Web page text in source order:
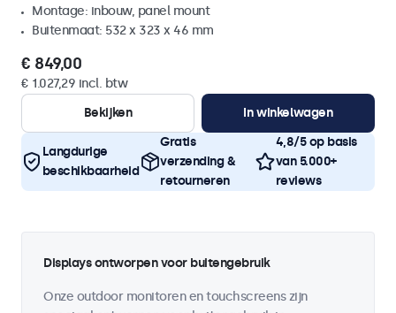
Montage: inbouw, panel mount
Buitenmaat: 532 x 323 x 46 mm
€ 849,00
€ 1.027,29 incl. btw
Bekijken
In winkelwagen
Langdurige
beschikbaarheid
Gratis
verzending &
retourneren
4,8/5 op basis
van 5.000+
reviews
Displays ontworpen voor buitengebruik
Onze outdoor monitoren en touchscreens zijn